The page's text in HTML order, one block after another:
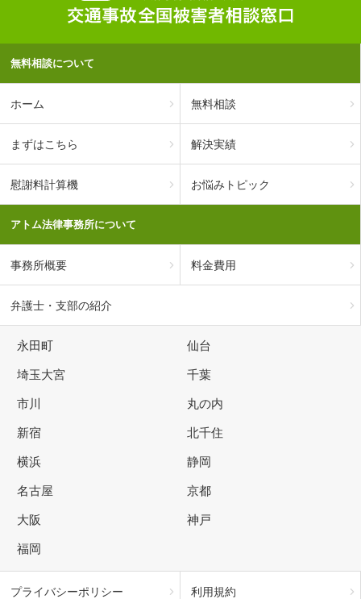
無料相談について
ホーム 無料相談
まずはこちら 解決実績
慰謝料計算機 お悩みトピック
アトム法律事務所について
事務所概要 料金費用
弁護士・支部の紹介
永田町 仙台
埼玉大宮 千葉
市川 丸の内
新宿 北千住
横浜 静岡
名古屋 京都
大阪 神戸
福岡
プライバシーポリシー 利用規約